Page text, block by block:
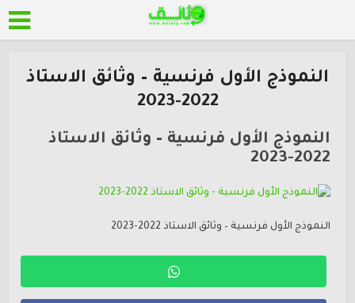
النموذج الأول فرنسية – وثائق الاستاذ
2022-2023
النموذج الأول فرنسية – وثائق الاستاذ
2022-2023
النموذج الأول فرنسية – وثائق الاستاذ 2022-2023